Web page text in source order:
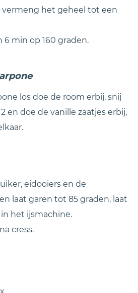
vermeng het geheel tot een
6 min op 160 graden.
los doe de room erbij, snij
en doe de vanille zaatjes erbij,
eidooiers en de
laat garen tot 85 graden, laat
het ijsmachine.
cress.